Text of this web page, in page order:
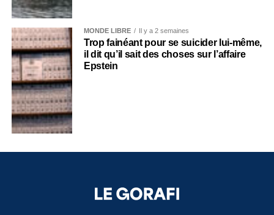
MONDE LIBRE Il y a 2 semaines
Trop fainéant pour se suicider lui-même,
il dit qu’il sait des choses sur l’affaire
Epstein